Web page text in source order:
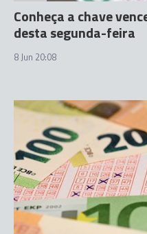
Conheça a chave
desta segunda-feira
8 Jun 20:08